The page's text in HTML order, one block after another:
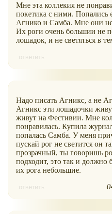
Мне эта коллекия не
покетика с ними. Попались
Агнико и Самба. Мне они
Их роги очень большии не
лошадок, и не светяться в
ответить
Надо писать Агникс, а не
Агникс эти лошадочки
живут на Фестивии. Мне
понравилась. Купила
попалась Самба. У меня
пускай рог не светится он
прозрачный, ты говоришь
подходит, это так и должно
их рога небольшие.
ответить